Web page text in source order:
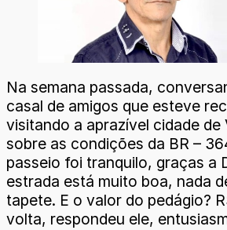
Na semana passada,
casal de amigos que esteve
visitando a aprazível cidade de
sobre as condições da BR –
passeio foi tranquilo, graças a
estrada está muito boa, nada
tapete. E o valor do pedágio?
volta, respondeu ele,